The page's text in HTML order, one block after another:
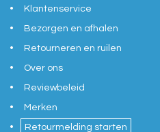
Klantenservice
Bezorgen en afhalen
Retourneren en ruilen
Over ons
Reviewbeleid
Merken
Retourmelding starten